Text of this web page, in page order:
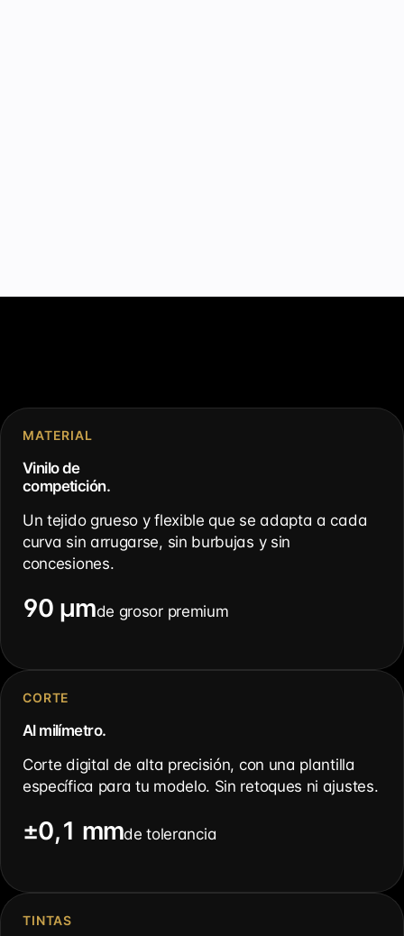
MATERIAL
Vinilo de
competición.
Un tejido grueso y flexible que se adapta a cada
curva sin arrugarse, sin burbujas y sin
concesiones.
90 µmde grosor premium
CORTE
Al milímetro.
Corte digital de alta precisión, con una plantilla
específica para tu modelo. Sin retoques ni ajustes.
±0,1 mmde tolerancia
TINTAS